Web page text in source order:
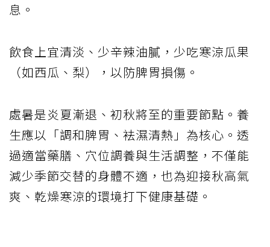
息。
飲食上宜清淡、少辛辣油膩，少吃寒涼瓜果
（如西瓜、梨），以防脾胃損傷。
處暑是炎夏漸退、初秋將至的重要節點。養
生應以「調和脾胃、袪濕清熱」為核心。透
過適當藥膳、穴位調養與生活調整，不僅能
減少季節交替的身體不適，也為迎接秋高氣
爽、乾燥寒涼的環境打下健康基礎。